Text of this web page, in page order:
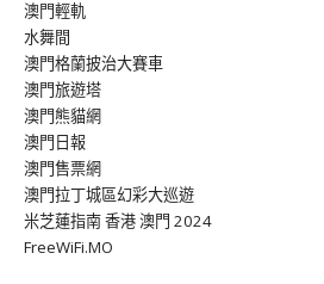
澳門輕軌
水舞間
澳門格蘭披治大賽車
澳門旅遊塔
澳門熊貓網
澳門日報
澳門售票網
澳門拉丁城區幻彩大巡遊
米芝蓮指南 香港 澳門 2024
FreeWiFi.MO